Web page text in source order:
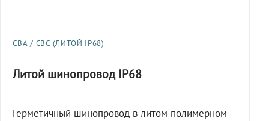
СВА / СВС (ЛИТОЙ IP68)
Литой шинопровод IP68
Герметичный шинопровод в литом полимерном